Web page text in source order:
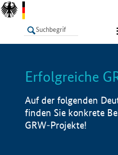
LISTE
Erfolgreiche
Auf der folgenden
finden Sie konkrete
GRW-Projekte!